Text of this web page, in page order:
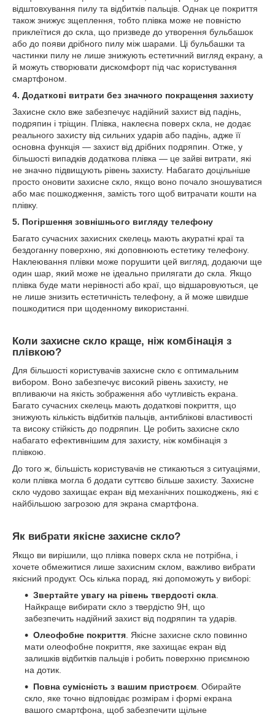
відштовхування пилу та відбитків пальців. Однак це покриття
також знижує зщеплення, тобто плівка може не повністю
приклеїтися до скла, що призведе до утворення бульбашок
або до появи дрібного пилу між шарами. Ці бульбашки та
частинки пилу не лише знижують естетичний вигляд екрану, а
й можуть створювати дискомфорт під час користування
смартфоном.
4. Додаткові витрати без значного покращення захисту
Захисне скло вже забезпечує надійний захист від падінь,
подряпин і тріщин. Плівка, наклеєна поверх скла, не додає
реального захисту від сильних ударів або падінь, адже її
основна функція — захист від дрібних подряпин. Отже, у
більшості випадків додаткова плівка — це зайві витрати, які
не значно підвищують рівень захисту. Набагато доцільніше
просто оновити захисне скло, якщо воно почало зношуватися
або має пошкодження, замість того щоб витрачати кошти на
плівку.
5. Погіршення зовнішнього вигляду телефону
Багато сучасних захисних скелець мають акуратні краї та
бездоганну поверхню, які доповнюють естетику телефону.
Наклеювання плівки може порушити цей вигляд, додаючи ще
один шар, який може не ідеально прилягати до скла. Якщо
плівка буде мати нерівності або краї, що відшаровуються, це
не лише знизить естетичність телефону, а й може швидше
пошкодитися при щоденному використанні.
Коли захисне скло краще, ніж комбінація з
плівкою?
Для більшості користувачів захисне скло є оптимальним
вибором. Воно забезпечує високий рівень захисту, не
впливаючи на якість зображення або чутливість екрана.
Багато сучасних скелець мають додаткові покриття, що
знижують кількість відбитків пальців, антиблікові властивості
та високу стійкість до подряпин. Це робить захисне скло
набагато ефективнішим для захисту, ніж комбінація з
плівкою.
До того ж, більшість користувачів не стикаються з ситуаціями,
коли плівка могла б додати суттєво більше захисту. Захисне
скло чудово захищає екран від механічних пошкоджень, які є
найбільшою загрозою для экрана смартфона.
Як вибрати якісне захисне скло?
Якщо ви вирішили, що плівка поверх скла не потрібна, і
хочете обмежитися лише захисним склом, важливо вибрати
якісний продукт. Ось кілька порад, які допоможуть у виборі:
Звертайте увагу на рівень твердості скла
Найкраще вибирати скло з твердістю 9H, що
забезпечить надійний захист від подряпин та ударів.
Олеофобне покриття . Якісне захисне скло повинно
мати олеофобне покриття, яке захищає екран від
залишків відбитків пальців і робить поверхню приємною
на дотик.
Повна сумісність з вашим пристроєм . Обирайте
скло, яке точно відповідає розмірам і формі екрана
вашого смартфона, щоб забезпечити щільне